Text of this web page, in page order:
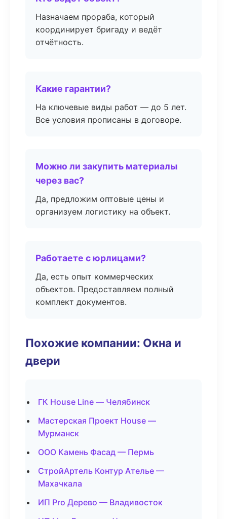
Назначаем прораба, который
координирует бригаду и ведёт
отчётность.
Какие гарантии?
На ключевые виды работ — до 5 лет.
Все условия прописаны в договоре.
Можно ли закупить материалы
через вас?
Да, предложим оптовые цены и
организуем логистику на объект.
Работаете с юрлицами?
Да, есть опыт коммерческих
объектов. Предоставляем полный
комплект документов.
Похожие компании: Окна и
двери
ГК House Line — Челябинск
Мастерская Проект House —
Мурманск
ООО Камень Фасад — Пермь
СтройАртель Контур Ателье —
Махачкала
ИП Pro Дерево — Владивосток